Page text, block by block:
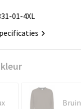
01-4XL
Bruin